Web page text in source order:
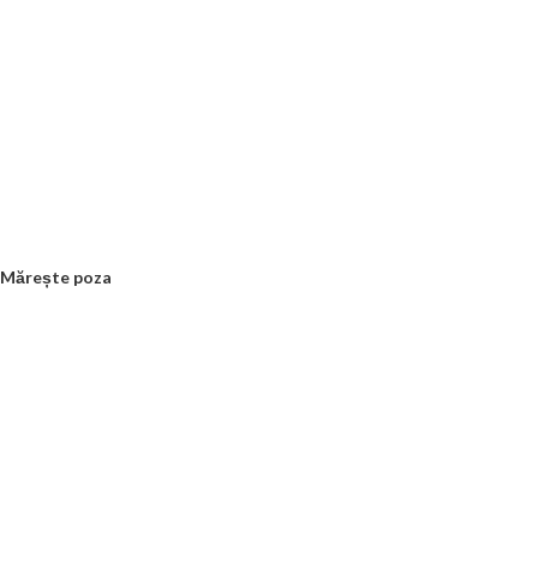
Mărește poza